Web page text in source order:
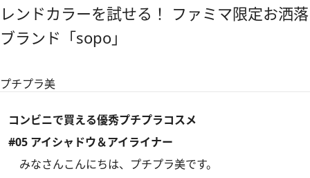
レンドカラーを試せる！ ファミマ限定お洒落
ブランド「sopo」
プチプラ美
コンビニで買える優秀プチプラコスメ
#05 アイシャドウ＆アイライナー
みなさんこんにちは、プチプラ美です。